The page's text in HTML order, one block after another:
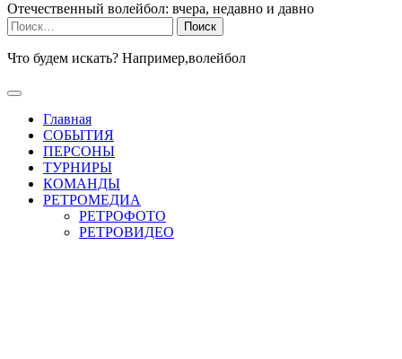
Отечественный волейбол: вчера, недавно и давно
Найти:
Что будем искать? Например,волейбол
Главная
СОБЫТИЯ
ПЕРСОНЫ
ТУРНИРЫ
КОМАНДЫ
РЕТРОМЕДИА
РЕТРОФОТО
РЕТРОВИДЕО